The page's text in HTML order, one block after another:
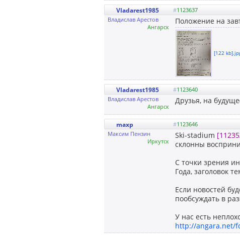
Vladarest1985 #1123637
Владислав Арестов
Ангарск
Положение на
[122
Vladarest1985 #1123640
Владислав Арестов
Ангарск
Друзья, на
maxp #1123646
Максим Пензин
Иркутск
Ski-stadium
склонны
С точки зрения
Года, заголовок
Если новостей
пообсуждать в
У нас есть
http://angara.net/